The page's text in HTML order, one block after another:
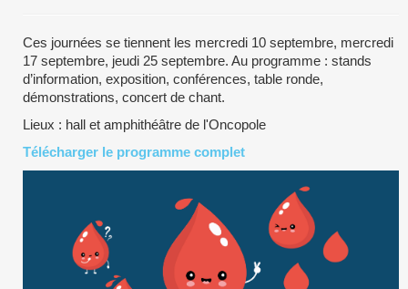
Ces journées se tiennent les mercredi 10 septembre, mercredi
17 septembre, jeudi 25 septembre. Au programme : stands
d’information, exposition, conférences, table ronde,
démonstrations, concert de chant.
Lieux : hall et amphithéâtre de l'Oncopole
Télécharger le programme complet